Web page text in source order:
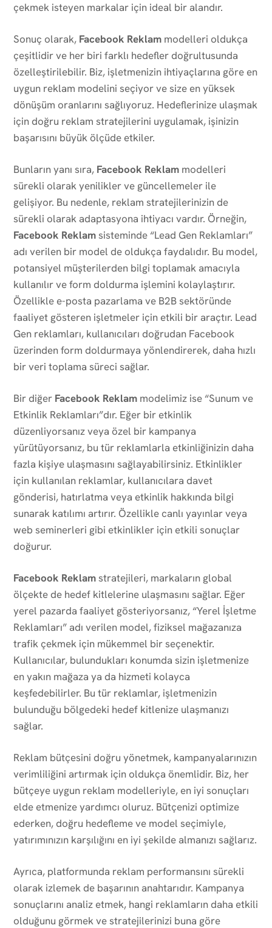
çekmek isteyen markalar için ideal bir alandır.
Sonuç olarak, Facebook Reklam modelleri oldukça
çeşitlidir ve her biri farklı hedefler doğrultusunda
özelleştirilebilir. Biz, işletmenizin ihtiyaçlarına göre en
uygun reklam modelini seçiyor ve size en yüksek
dönüşüm oranlarını sağlıyoruz. Hedeflerinize ulaşmak
için doğru reklam stratejilerini uygulamak, işinizin
başarısını büyük ölçüde etkiler.
Bunların yanı sıra, Facebook Reklam modelleri
sürekli olarak yenilikler ve güncellemeler ile
gelişiyor. Bu nedenle, reklam stratejilerinizin de
sürekli olarak adaptasyona ihtiyacı vardır. Örneğin,
Facebook Reklamsisteminde “Lead Gen Reklamları”
adı verilen bir model de oldukça faydalıdır. Bu model,
potansiyel müşterilerden bilgi toplamak amacıyla
kullanılır ve form doldurma işlemini kolaylaştırır.
Özellikle e-posta pazarlama ve B2B sektöründe
faaliyet gösteren işletmeler için etkili bir araçtır. Lead
Gen reklamları, kullanıcıları doğrudan Facebook
üzerinden form doldurmaya yönlendirerek, daha hızlı
bir veri toplama süreci sağlar.
Bir diğer Facebook Reklam modelimiz ise “Sunum ve
Etkinlik Reklamları”dır. Eğer bir etkinlik
düzenliyorsanız veya özel bir kampanya
yürütüyorsanız, bu tür reklamlarla etkinliğinizin daha
fazla kişiye ulaşmasını sağlayabilirsiniz. Etkinlikler
için kullanılan reklamlar, kullanıcılara davet
gönderisi, hatırlatma veya etkinlik hakkında bilgi
sunarak katılımı artırır. Özellikle canlı yayınlar veya
web seminerleri gibi etkinlikler için etkili sonuçlar
doğurur.
Facebook Reklamstratejileri, markaların global
ölçekte de hedef kitlelerine ulaşmasını sağlar. Eğer
yerel pazarda faaliyet gösteriyorsanız, “Yerel İşletme
Reklamları” adı verilen model, fiziksel mağazanıza
trafik çekmek için mükemmel bir seçenektir.
Kullanıcılar, bulundukları konumda sizin işletmenize
en yakın mağaza ya da hizmeti kolayca
keşfedebilirler. Bu tür reklamlar, işletmenizin
bulunduğu bölgedeki hedef kitlenize ulaşmanızı
sağlar.
Reklam bütçesini doğru yönetmek, kampanyalarınızın
verimliliğini artırmak için oldukça önemlidir. Biz, her
bütçeye uygun reklam modelleriyle, en iyi sonuçları
elde etmenize yardımcı oluruz. Bütçenizi optimize
ederken, doğru hedefleme ve model seçimiyle,
yatırımınızın karşılığını en iyi şekilde almanızı sağlarız.
Ayrıca, platformunda reklam performansını sürekli
olarak izlemek de başarının anahtarıdır. Kampanya
sonuçlarını analiz etmek, hangi reklamların daha etkili
olduğunu görmek ve stratejilerinizi buna göre